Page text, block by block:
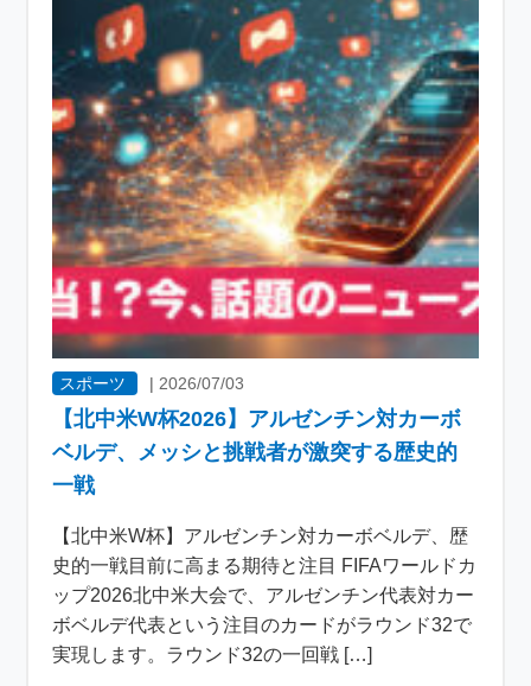
スポーツ | 2026/07/03
【北中米W杯2026】アルゼンチン対カーボ
ベルデ、メッシと挑戦者が激突する歴史的
一戦
【北中米W杯】アルゼンチン対カーボベルデ、歴
史的一戦目前に高まる期待と注目 FIFAワールドカ
ップ2026北中米大会で、アルゼンチン代表対カー
ボベルデ代表という注目のカードがラウンド32で
実現します。ラウンド32の一回戦 […]